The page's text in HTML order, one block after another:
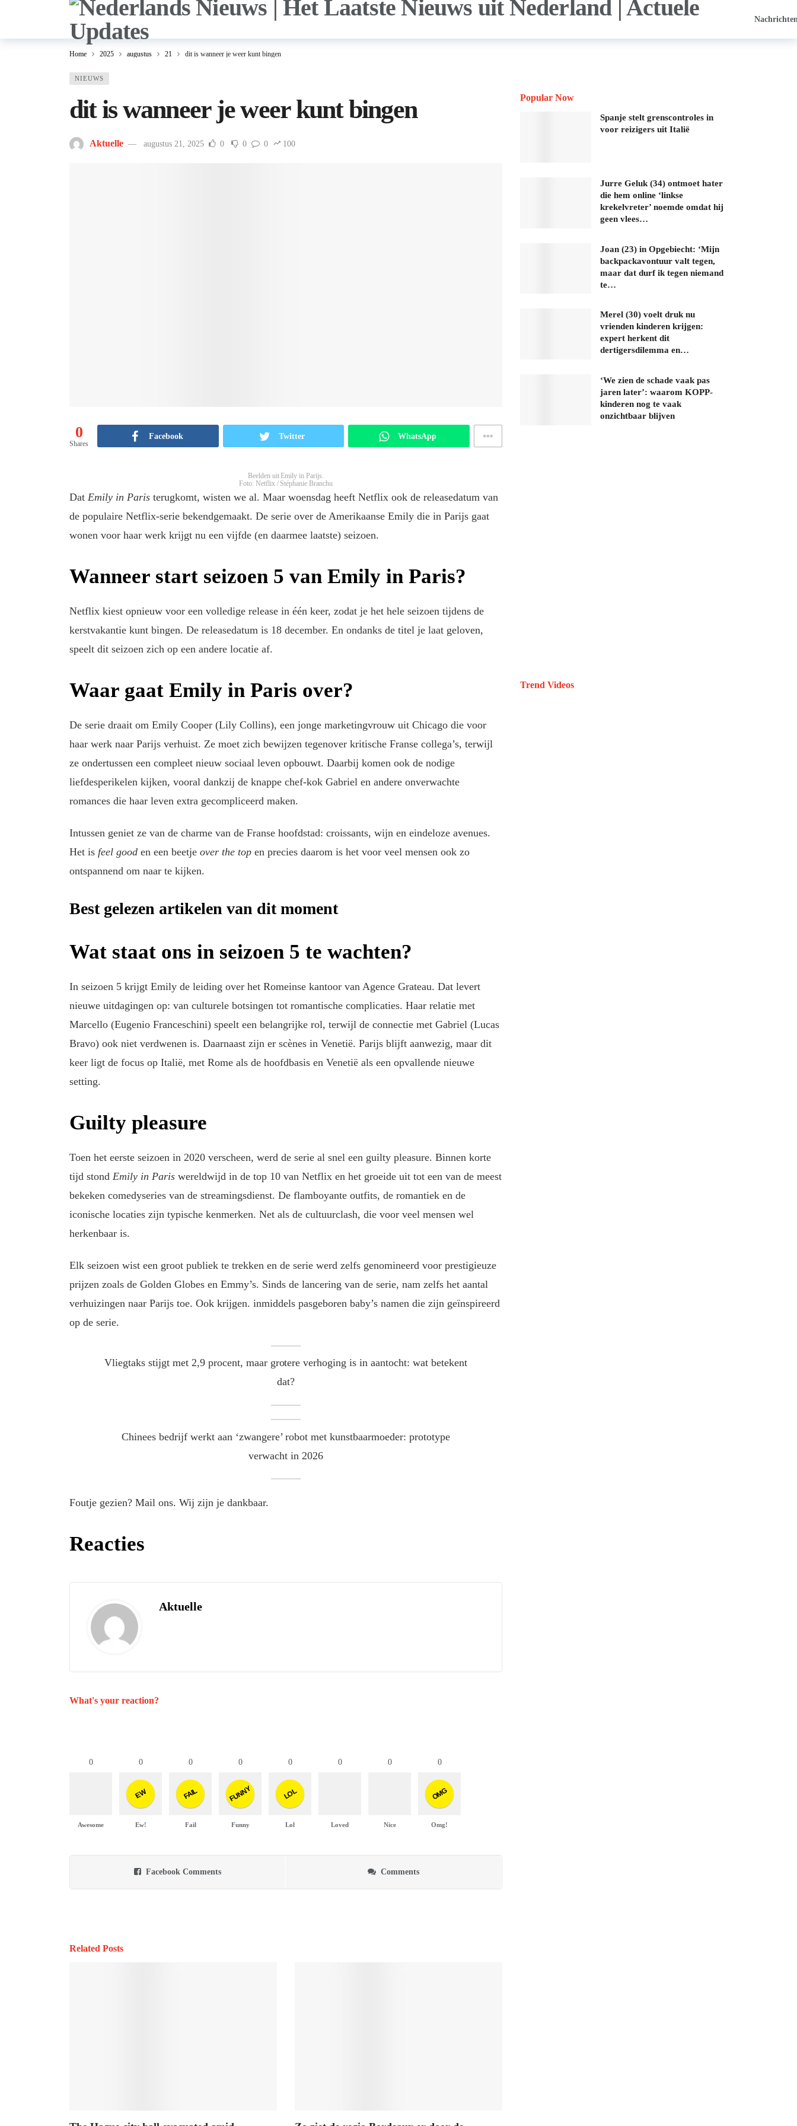
Home 2025 augustus 21 dit is wanneer je weer kunt bingen
NIEUWS
dit is wanneer je weer kunt bingen
Aktuelle augustus 21, 2025 0 0 0 100
0
Shares
Facebook Twitter WhatsApp
Beelden uit Emily in Parijs.
Foto: Netflix / Stéphanie Branchu
Dat Emily in Paris terugkomt, wisten we al. Maar woensdag heeft Netflix ook de releasedatum van
de populaire Netflix-serie bekendgemaakt. De serie over de Amerikaanse Emily die in Parijs gaat
wonen voor haar werk krijgt nu een vijfde (en daarmee laatste) seizoen.
Wanneer start seizoen 5 van Emily in Paris?
Netflix kiest opnieuw voor een volledige release in één keer, zodat je het hele seizoen tijdens de
kerstvakantie kunt bingen. De releasedatum is 18 december. En ondanks de titel je laat geloven,
speelt dit seizoen zich op een andere locatie af.
Waar gaat Emily in Paris over?
De serie draait om Emily Cooper (Lily Collins), een jonge marketingvrouw uit Chicago die voor
haar werk naar Parijs verhuist. Ze moet zich bewijzen tegenover kritische Franse collega’s, terwijl
ze ondertussen een compleet nieuw sociaal leven opbouwt. Daarbij komen ook de nodige
liefdesperikelen kijken, vooral dankzij de knappe chef-kok Gabriel en andere onverwachte
romances die haar leven extra gecompliceerd maken.
Intussen geniet ze van de charme van de Franse hoofdstad: croissants, wijn en eindeloze avenues.
Het is feel good en een beetjeover the topen precies daarom is het voor veel mensen ook zo
ontspannend om naar te kijken.
Best gelezen artikelen van dit moment
Wat staat ons in seizoen 5 te wachten?
In seizoen 5 krijgt Emily de leiding over het Romeinse kantoor van Agence Grateau. Dat levert
nieuwe uitdagingen op: van culturele botsingen tot romantische complicaties. Haar relatie met
Marcello (Eugenio Franceschini) speelt een belangrijke rol, terwijl de connectie met Gabriel (Lucas
Bravo) ook niet verdwenen is. Daarnaast zijn er scènes in Venetië. Parijs blijft aanwezig, maar dit
keer ligt de focus op Italië, met Rome als de hoofdbasis en Venetië als een opvallende nieuwe
setting.
Guilty pleasure
Toen het eerste seizoen in 2020 verscheen, werd de serie al snel een guilty pleasure. Binnen korte
tijd stond Emily in Pariswereldwijd in de top 10 van Netflix en het groeide uit tot een van de meest
bekeken comedyseries van de streamingsdienst. De flamboyante outfits, de romantiek en de
iconische locaties zijn typische kenmerken. Net als de cultuurclash, die voor veel mensen wel
herkenbaar is.
Elk seizoen wist een groot publiek te trekken en de serie werd zelfs genomineerd voor prestigieuze
prijzen zoals de Golden Globes en Emmy’s. Sinds de lancering van de serie, nam zelfs het aantal
verhuizingen naar Parijs toe. Ook krijgen. inmiddels pasgeboren baby’s namen die zijn geïnspireerd
op de serie.
Vliegtaks stijgt met 2,9 procent, maar grotere verhoging is in aantocht: wat betekent
dat?
Chinees bedrijf werkt aan ‘zwangere’ robot met kunstbaarmoeder: prototype
verwacht in 2026
Foutje gezien? Mail ons. Wij zijn je dankbaar.
Reacties
Aktuelle
What's your reaction?
0
Awesome
0
EW
Ew!
0
FAIL
Fail
0
FUNNY
Funny
0
LOL
Lol
0
Loved
0
Nice
0
OMG
Omg!
Facebook Comments Comments
Related Posts
Popular Now
Spanje stelt grenscontroles in
voor reizigers uit Italië
Jurre Geluk (34) ontmoet hater
die hem online ‘linkse
krekelvreter’ noemde omdat hij
geen vlees…
Joan (23) in Opgebiecht: ‘Mijn
backpackavontuur valt tegen,
maar dat durf ik tegen niemand
te…
Merel (30) voelt druk nu
vrienden kinderen krijgen:
expert herkent dit
dertigersdilemma en…
‘We zien de schade vaak pas
jaren later’: waarom KOPP-
kinderen nog te vaak
onzichtbaar blijven
Trend Videos